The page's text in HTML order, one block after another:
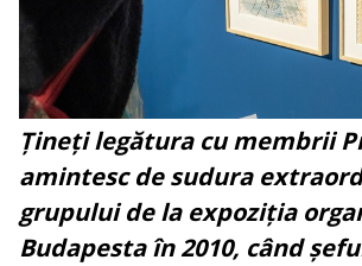
Țineți legătura cu membrii
amintesc de sudura
grupului de la expoziția
Budapesta în 2010, când